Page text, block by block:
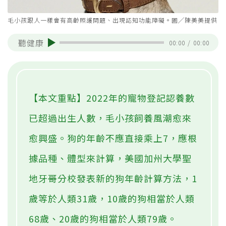
毛小孩跟人一樣會有高齡照護問題、出現認知功能障礙。圖╱陳美美提供
聽健康 00:00 / 00:00
【本文重點】2022年的寵物登記認養數
已超過出生人數，毛小孩飼養風潮愈來
愈興盛。狗的年齡不應直接乘上7，應根
據品種、體型來計算，美國加州大學聖
地牙哥分校發表新的狗年齡計算方法，1
歲等於人類31歲，10歲的狗相當於人類
68歲、20歲的狗相當於人類79歲。